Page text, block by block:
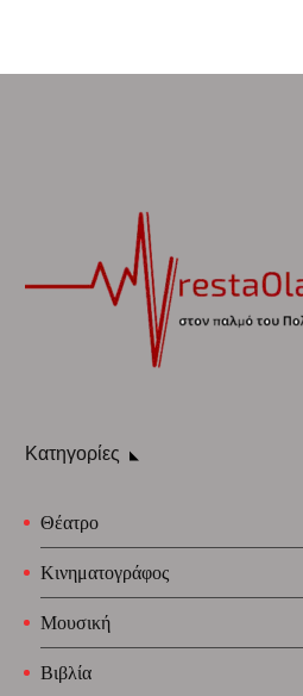
Κατηγορίες
Θέατρο
Κινηματογράφος
Μουσική
Βιβλία